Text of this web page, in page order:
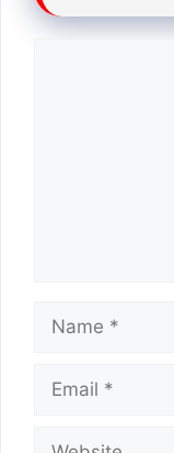
Name
Email
Website